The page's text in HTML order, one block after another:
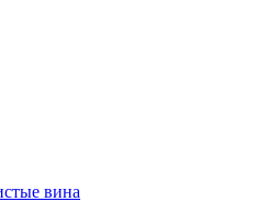
вина